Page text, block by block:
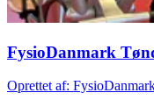
FysioDanmark
Oprettet af: